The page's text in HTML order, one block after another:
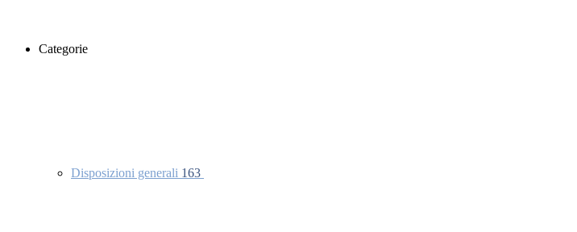
Categorie
Disposizioni generali 163